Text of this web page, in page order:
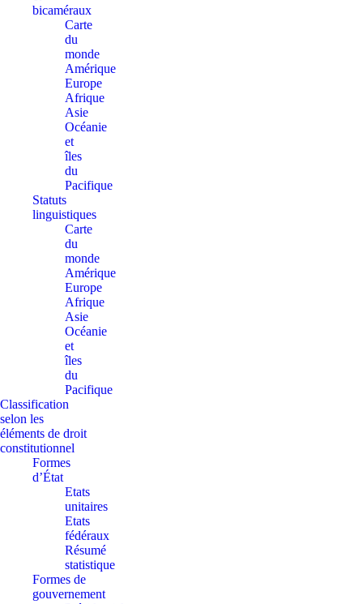
bicaméraux
Carte
du
monde
Amérique
Europe
Afrique
Asie
Océanie
et
îles
du
Pacifique
Statuts
linguistiques
Carte
du
monde
Amérique
Europe
Afrique
Asie
Océanie
et
îles
du
Pacifique
Classification
selon les
éléments de droit
constitutionnel
Formes
d’État
Etats
unitaires
Etats
fédéraux
Résumé
statistique
Formes de
gouvernement